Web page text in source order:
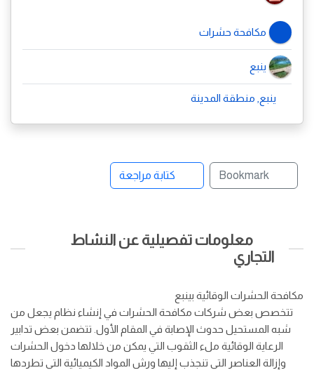
مكافحة حشرات
ينبع
ينبع, منطقة المدينة
Bookmark كتابة مراجعة
معلومات تفصيلية عن النشاط
التجاري
مكافحة الحشرات الوقائية بينبع
تتخصص بعض شركات مكافحة الحشرات في إنشاء نظام يجعل من
شبه المستحيل حدوث الإصابة في المقام الأول. تتضمن بعض تدابير
الرعاية الوقائية ملء الثقوب التي يمكن من خلالها دخول الحشرات
وإزالة العناصر التي تنجذب إليها ورش المواد الكيميائية التي تطردها